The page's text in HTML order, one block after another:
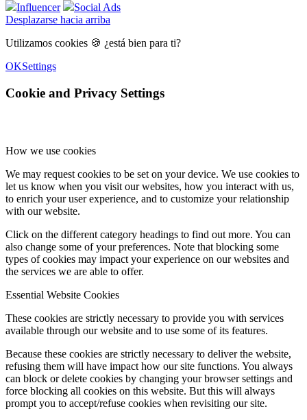
Influencer
Social Ads
Desplazarse hacia arriba
Utilizamos cookies 🍪 ¿está bien para ti?
OKSettings
Cookie and Privacy Settings
How we use cookies
We may request cookies to be set on your device. We use cookies to
let us know when you visit our websites, how you interact with us,
to enrich your user experience, and to customize your relationship
with our website.
Click on the different category headings to find out more. You can
also change some of your preferences. Note that blocking some
types of cookies may impact your experience on our websites and
the services we are able to offer.
Essential Website Cookies
These cookies are strictly necessary to provide you with services
available through our website and to use some of its features.
Because these cookies are strictly necessary to deliver the website,
refusing them will have impact how our site functions. You always
can block or delete cookies by changing your browser settings and
force blocking all cookies on this website. But this will always
prompt you to accept/refuse cookies when revisiting our site.